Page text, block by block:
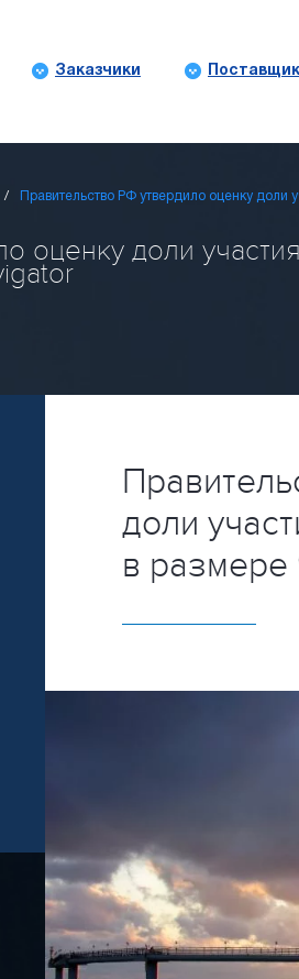
Заказчики
Правительство РФ утвердило оценку
оценку доли
доли
в размере